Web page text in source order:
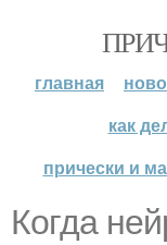
главная
как
прически и
Когда